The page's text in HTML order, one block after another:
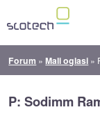
Forum »Mali oglasi »
P: Sodimm